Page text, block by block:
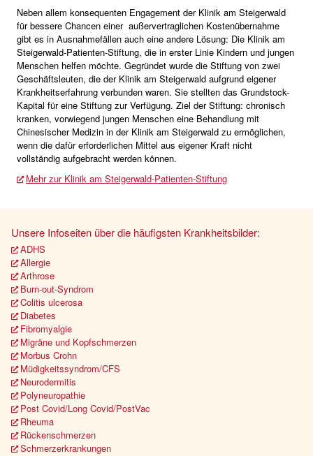
Neben allem konsequenten Engagement der Klinik am Steigerwald
für bessere Chancen einer außervertraglichen Kostenübernahme
gibt es in Ausnahmefällen auch eine andere Lösung: Die Klinik am
Steigerwald-Patienten-Stiftung, die in erster Linie Kindern und jungen
Menschen helfen möchte. Gegründet wurde die Stiftung von zwei
Geschäftsleuten, die der Klinik am Steigerwald aufgrund eigener
Krankheitserfahrung verbunden waren. Sie stellten das Grundstock-
Kapital für eine Stiftung zur Verfügung. Ziel der Stiftung: chronisch
kranken, vorwiegend jungen Menschen eine Behandlung mit
Chinesischer Medizin in der Klinik am Steigerwald zu ermöglichen,
wenn die dafür erforderlichen Mittel aus eigener Kraft nicht
vollständig aufgebracht werden können.
Mehr zur Klinik am Steigerwald-Patienten-Stiftung
Unsere Infoseiten über die häufigsten Krankheitsbilder:
ADHS
Allergie
Arthrose
Burn-out-Syndrom
Colitis ulcerosa
Diabetes
Fibromyalgie
Migräne und Kopfschmerzen
Morbus Crohn
Müdigkeitssyndrom/CFS
Neurodermitis
Polyneuropathie
Post Covid/Long Covid/PostVac
Rheuma
Rückenschmerzen
Schmerzerkrankungen